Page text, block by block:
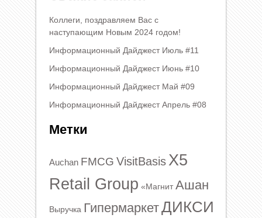
Коллеги, поздравляем Вас с
наступающим Новым 2024 годом!
Информационный Дайджест Июль #11
Информационный Дайджест Июнь #10
Информационный Дайджест Май #09
Информационный Дайджест Апрель #08
Метки
Auchan FMCG VisitBasis X5
Retail Group «Магнит Ашан
Выручка ГипермаркетДИКСИ